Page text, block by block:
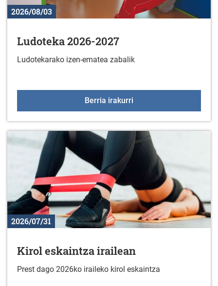
2026/08/03
Ludoteka 2026-2027
Ludotekarako izen-ematea zabalik
Berria irakurri
2026/07/31
Kirol eskaintza irailean
Prest dago 2026ko iraileko kirol eskaintza